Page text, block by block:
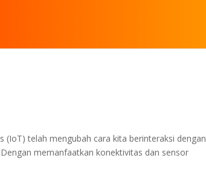
telah mengubah cara kita berinteraksi dengan
memanfaatkan konektivitas dan sensor